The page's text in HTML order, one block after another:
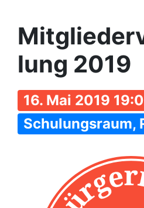
lung 2019
16. Mai 2019
Schulungsraum,